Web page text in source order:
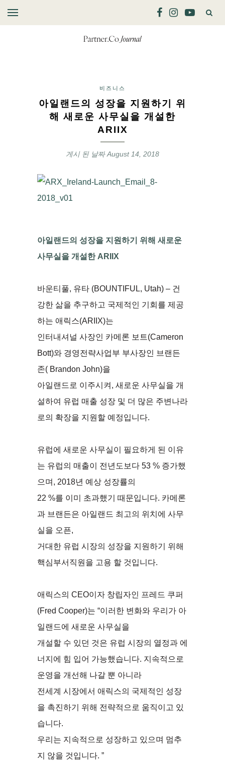
비즈니스
아일랜드의 성장을 지원하기 위
해 새로운 사무실을 개설한
ARIIX
게시 된 날짜August 14, 2018
아일랜드의 성장을 지원하기 위해 새로운
사무실을 개설한 ARIIX
바운티풀, 유타 (BOUNTIFUL, Utah) – 건
강한 삶을 추구하고 국제적인 기회를 제공
하는 애릭스(ARIIX)는
인터내셔널 사장인 카메론 보트(Cameron
Bott)와 경영전략사업부 부사장인 브랜든
존( Brandon John)을
아일랜드로 이주시켜, 새로운 사무실을 개
설하여 유럽 ​​매출 성장 및 더 많은 주변나라
로의 확장을 지원할 예정입니다.
유럽에 새로운 사무실이 필요하게 된 이유
는 유럽의 매출이 전년도보다 53 % 증가했
으며, 2018년 예상 성장률의
22 %를 이미 초과했기 때문입니다. 카메론
과 브랜든은 아일랜드 최고의 위치에 사무
실을 오픈,
거대한 유럽 시장의 성장을 지원하기 위해
핵심부서직원을 고용 할 것입니다.
애릭스의 CEO이자 창립자인 프레드 쿠퍼
(Fred Cooper)는 “이러한 변화와 우리가 아
일랜드에 새로운 사무실을
개설할 수 있던 것은 유럽 시장의 열정과 에
너지에 힘 입어 가능했습니다. 지속적으로
운영을 개선해 나갈 뿐 아니라
전세계 시장에서 애릭스의 국제적인 성장
을 촉진하기 위해 전략적으로 움직이고 있
습니다.
우리는 지속적으로 성장하고 있으며 멈추
지 않을 것입니다. ”